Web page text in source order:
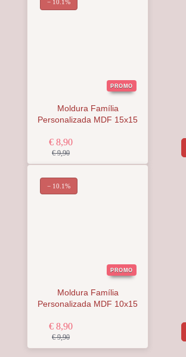
PROMO
Moldura Família
Personalizada MDF 15x15
€ 8,90
€ 9,90
− 10.1%
PROMO
Moldura Família
Personalizada MDF 10x15
€ 8,90
€ 9,90
− 10.1%